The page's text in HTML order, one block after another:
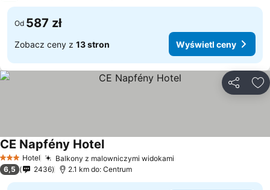
Od 587 zł
Zobacz ceny z 13 stron Wyświetl ceny
3 Kategoria
Hotel Balkony z malowniczymi widokami
CE Napfény Hotel
6,5 2436 2.1 km do: Centrum